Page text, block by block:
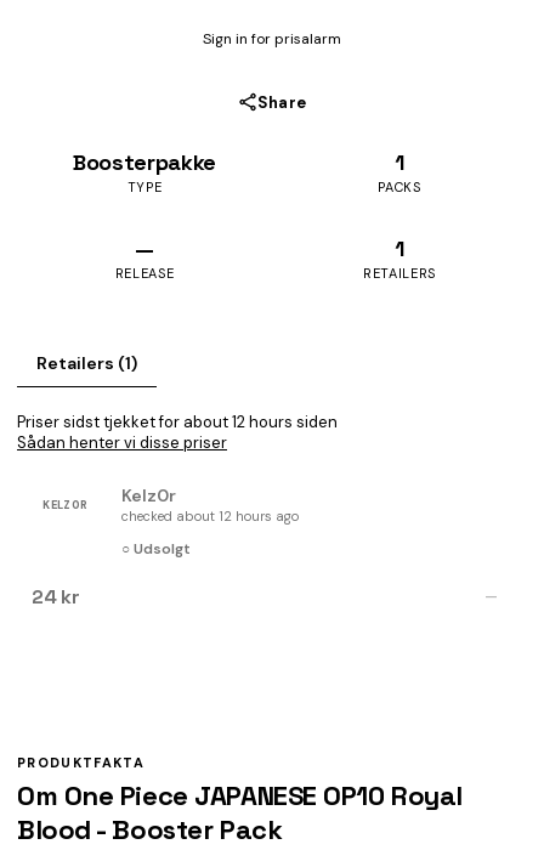
Sign in for prisalarm
Share
Boosterpakke
TYPE
1
PACKS
—
RELEASE
1
RETAILERS
Retailers (1)
Priser sidst tjekket for about 12 hours siden
Sådan henter vi disse priser
KELZ0R Kelz0r
checked about 12 hours ago
○ Udsolgt
24 kr —
PRODUKTFAKTA
Om One Piece JAPANESE OP10 Royal
Blood - Booster Pack